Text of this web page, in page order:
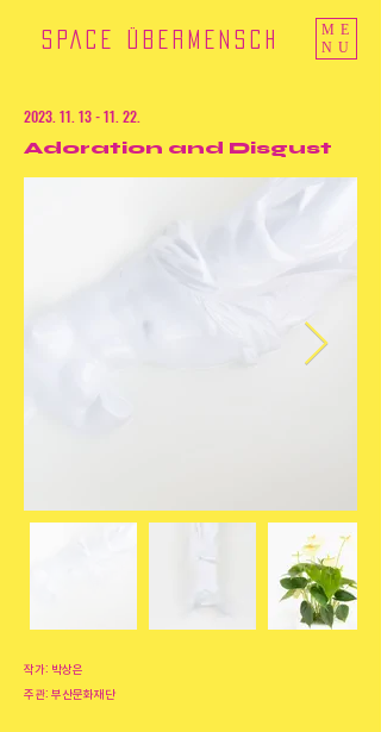
ME
NU
SPACE ÜBERMENSCH
2023. 11. 13 - 11. 22.
Adoration and Disgust
작가: 박상은
주관: 부산문화재단